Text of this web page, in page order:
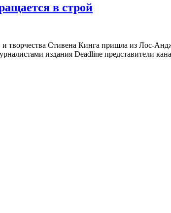
в строй
творчества Стивена Кинга пришла из Лос-
издания Deadline представители